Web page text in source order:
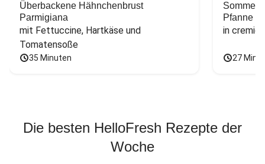
Überbackene Hähnchenbrust
Parmigiana
mit Fettuccine, Hartkäse und
Tomatensoße
35 Minuten
Pfanne
in
27
Die besten HelloFresh Rezepte der
Woche